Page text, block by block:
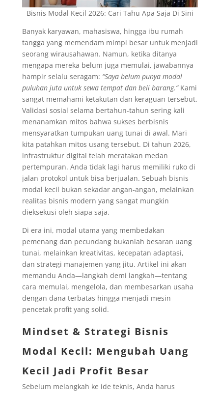
Bisnis Modal Kecil 2026: Cari Tahu Apa Saja Di Sini
Banyak karyawan, mahasiswa, hingga ibu rumah
tangga yang memendam mimpi besar untuk menjadi
seorang wirausahawan. Namun, ketika ditanya
mengapa mereka belum juga memulai, jawabannya
hampir selalu seragam: “Saya belum punya modal
puluhan juta untuk sewa tempat dan beli barang.”Kami
sangat memahami ketakutan dan keraguan tersebut.
Validasi sosial selama bertahun-tahun sering kali
menanamkan mitos bahwa sukses berbisnis
mensyaratkan tumpukan uang tunai di awal. Mari
kita patahkan mitos usang tersebut. Di tahun 2026,
infrastruktur digital telah meratakan medan
pertempuran. Anda tidak lagi harus memiliki ruko di
jalan protokol untuk bisa berjualan. Sebuah bisnis
modal kecil bukan sekadar angan-angan, melainkan
realitas bisnis modern yang sangat mungkin
dieksekusi oleh siapa saja.
Di era ini, modal utama yang membedakan
pemenang dan pecundang bukanlah besaran uang
tunai, melainkan kreativitas, kecepatan adaptasi,
dan strategi manajemen yang jitu. Artikel ini akan
memandu Anda—langkah demi langkah—tentang
cara memulai, mengelola, dan membesarkan usaha
dengan dana terbatas hingga menjadi mesin
pencetak profit yang solid.
Mindset & Strategi Bisnis
Modal Kecil: Mengubah Uang
Kecil Jadi Profit Besar
Sebelum melangkah ke ide teknis, Anda harus